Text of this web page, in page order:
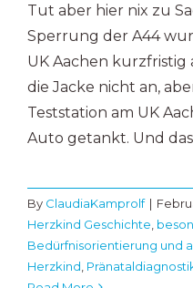
Tut aber hier nix zu
Sperrung der A44
UK Aachen kurzfristig
die Jacke nicht an,
Teststation am UK
Auto getankt. Und
By ClaudiaKamprolf |
Herzkind Geschichte
Bedürfnisorientierung und
Herzkind